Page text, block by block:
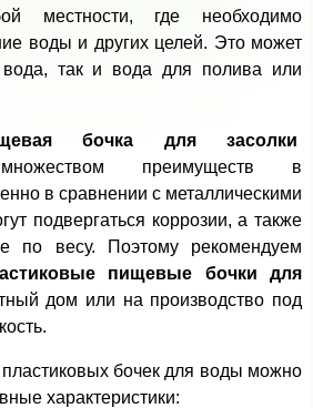
местности, где необходимо
воды и других целей. Это может
вода, так и вода для полива или
бочка для засолки
множеством преимуществ в
в сравнении с металлическими
подвергаться коррозии, а также
по весу. Поэтому рекомендуем
пищевые бочки для
дом или на производство под
бочек для воды можно
характеристики: